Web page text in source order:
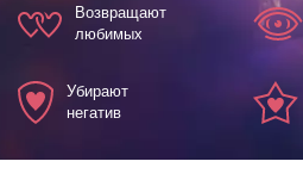
Возвращают
любимых
Убирают
негатив